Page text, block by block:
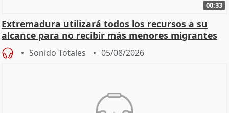
00:33
Extremadura utilizará todos los recursos a su
alcance para no recibir más menores migrantes
Sonido Totales 05/08/2026